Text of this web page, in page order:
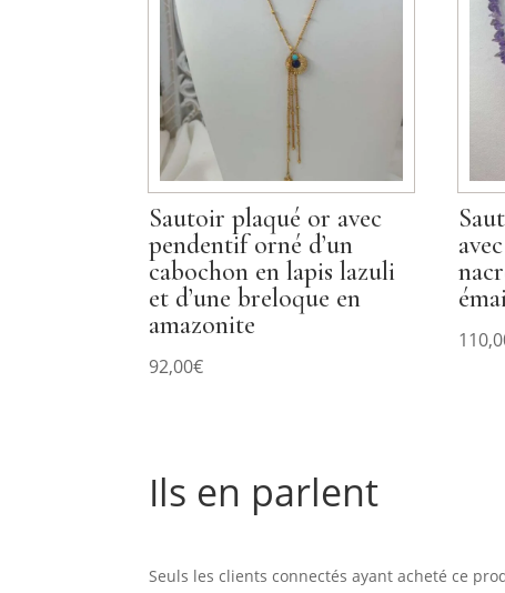
Sautoir plaqué or avec
pendentif orné d’un
cabochon en lapis lazuli
et d’une breloque en
amazonite
92,00€
Ils en parlent
Seuls les clients connectés ayant acheté ce